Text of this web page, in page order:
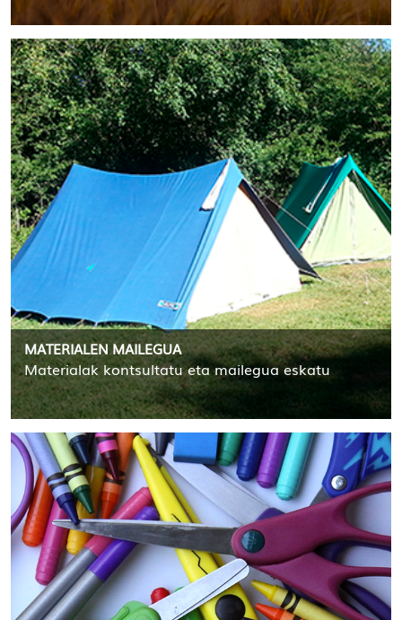
MATERIALEN MAILEGUA
Materialak kontsultatu eta mailegua eskatu